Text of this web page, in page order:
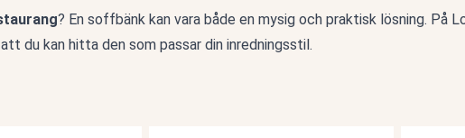
? En soffbänk kan vara både en mysig och praktisk lösning. På
du kan hitta den som passar din inredningsstil.